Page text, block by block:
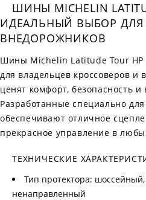
ШИНЫ MICHELIN
ИДЕАЛЬНЫЙ ВЫБОР ДЛЯ
ВНЕДОРОЖНИКОВ
Шины Michelin Latitude Tour HP
для владельцев кроссоверов и
ценят комфорт, безопасность и
Разработанные специально
обеспечивают отличное
прекрасное управление в
ТЕХНИЧЕСКИЕ
Тип протектора:
ненаправленный